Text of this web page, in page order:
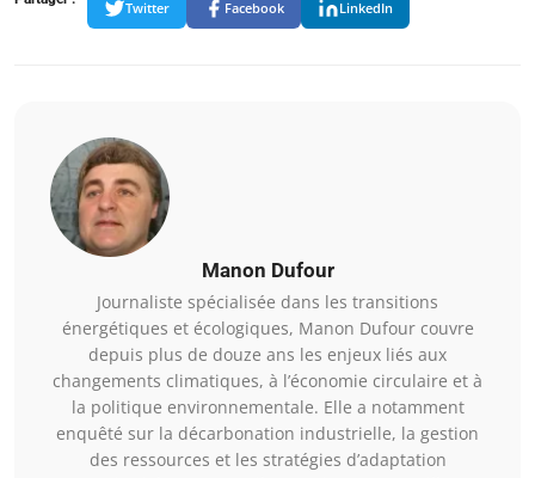
Twitter Facebook LinkedIn
Manon Dufour
Journaliste spécialisée dans les transitions
énergétiques et écologiques, Manon Dufour couvre
depuis plus de douze ans les enjeux liés aux
changements climatiques, à l’économie circulaire et à
la politique environnementale. Elle a notamment
enquêté sur la décarbonation industrielle, la gestion
des ressources et les stratégies d’adaptation